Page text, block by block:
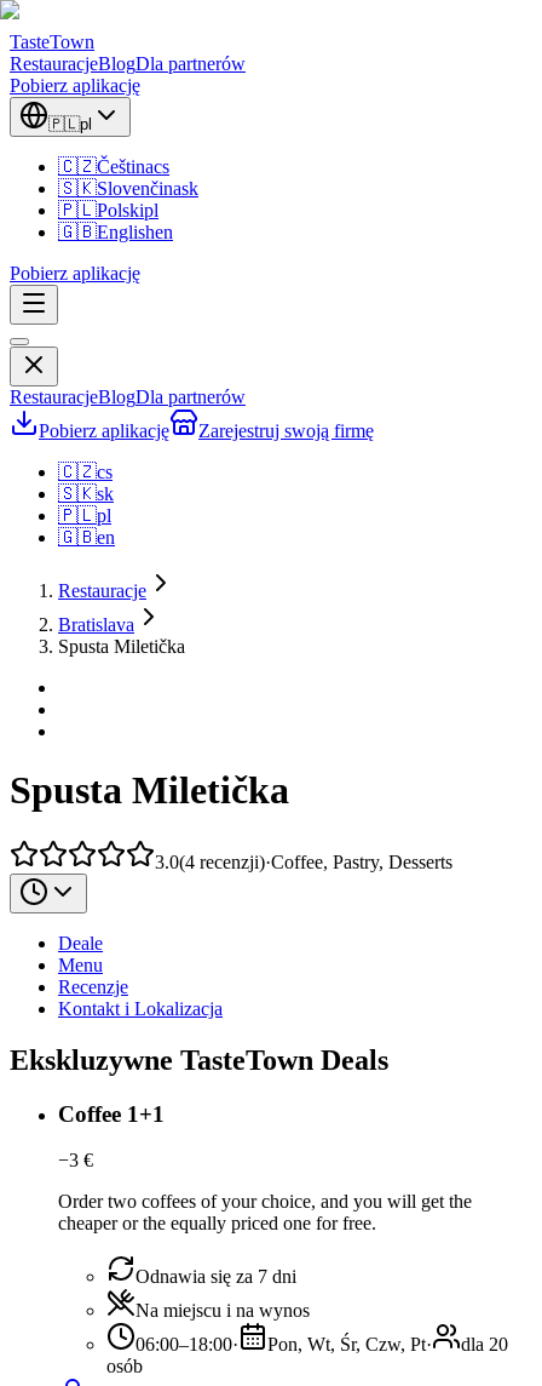
TasteTown
RestauracjeBlogDla partnerów
Pobierz aplikację
🇵🇱pl
🇨🇿Češtinacs
🇸🇰Slovenčinask
🇵🇱Polskipl
🇬🇧Englishen
Pobierz aplikację
RestauracjeBlogDla partnerów
Pobierz aplikację
Zarejestruj swoją firmę
🇨🇿cs
🇸🇰sk
🇵🇱pl
🇬🇧en
Restauracje
Bratislava
Spusta Miletička
Spusta Miletička
3.0(4 recenzji)·Coffee, Pastry, Desserts
Deale
Menu
Recenzje
Kontakt i Lokalizacja
Ekskluzywne TasteTown Deals
Coffee 1+1
−3 €
Order two coffees of your choice, and you will get the
cheaper or the equally priced one for free.
Odnawia się za 7 dni
Na miejscu i na wynos
06:00–18:00· Pon, Wt, Śr, Czw, Pt·
dla 20
osób